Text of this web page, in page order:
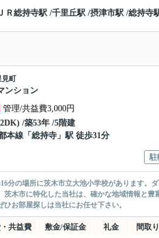
ＪＲ総持寺駅 /千里丘駅 /摂津市駅 /総持寺
見町
ンション
管理/共益費3,000円
/築53年 /5階建
本線 「 総持寺 」駅 徒歩31分
駐
分の場所に茨木市立大池小学校があります。
木市に特化した当社は、確かな地域情報と
お部屋探しは当社にお任せ下さい。
共益費 敷金/保証金 礼金 間取り